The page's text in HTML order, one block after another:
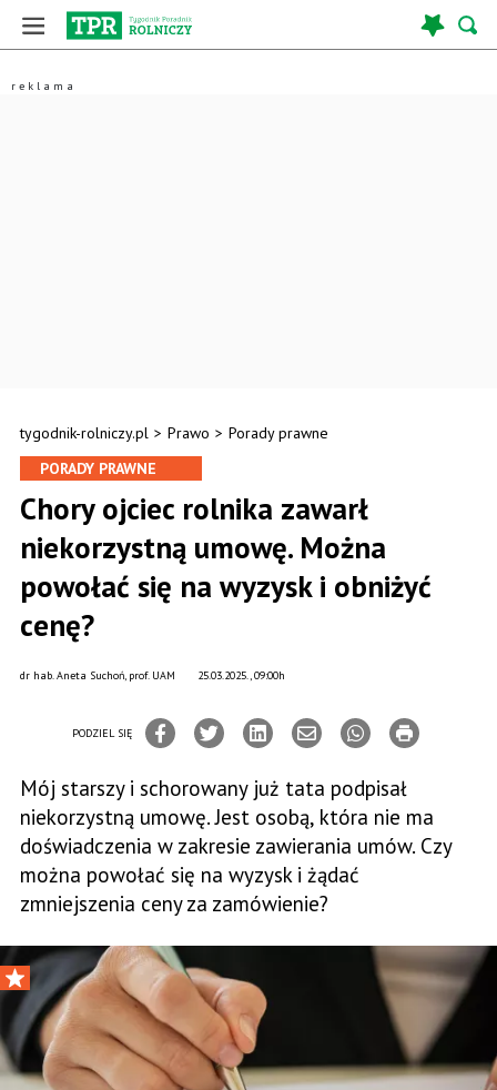
tygodnik-rolniczy.pl > Prawo > Porady prawne
PORADY PRAWNE
Chory ojciec rolnika zawarł
niekorzystną umowę. Można
powołać się na wyzysk i obniżyć
cenę?
25.03.2025., 09:00h
dr hab. Aneta Suchoń, prof. UAM
PODZIEL SIĘ
Mój starszy i schorowany już tata podpisał
niekorzystną umowę. Jest osobą, która nie ma
doświadczenia w zakresie zawierania umów. Czy
można powołać się na wyzysk i żądać
zmniejszenia ceny za zamówienie?